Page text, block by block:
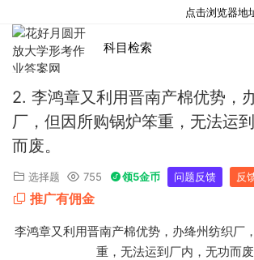
科目检索
2. 李鸿章又利用晋南产棉优势，
厂，但因所购锅炉笨重，无法运
而废。
选择题 755 领5金币 问题反馈 反
推广有佣金
2. 李鸿章又利用晋南产棉优势，办绛州纺织厂
重，无法运到厂内，无功而废
点击浏览器地